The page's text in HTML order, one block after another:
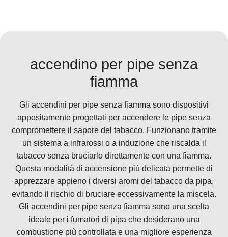
accendino per pipe senza
fiamma
Gli accendini per pipe senza fiamma sono dispositivi
appositamente progettati per accendere le pipe senza
compromettere il sapore del tabacco. Funzionano tramite
un sistema a infrarossi o a induzione che riscalda il
tabacco senza bruciarlo direttamente con una fiamma.
Questa modalità di accensione più delicata permette di
apprezzare appieno i diversi aromi del tabacco da pipa,
evitando il rischio di bruciare eccessivamente la miscela.
Gli accendini per pipe senza fiamma sono una scelta
ideale per i fumatori di pipa che desiderano una
combustione più controllata e una migliore esperienza